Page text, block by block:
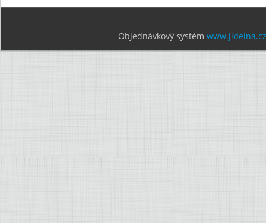
Objednávkový systém www.jidelna.cz